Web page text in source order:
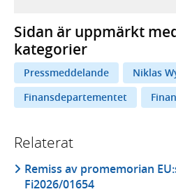
Sidan är uppmärkt
kategorier
Pressmeddelande
Niklas
Finansdepartementet
Relaterat
Remiss av promemorian
Fi2026/01654